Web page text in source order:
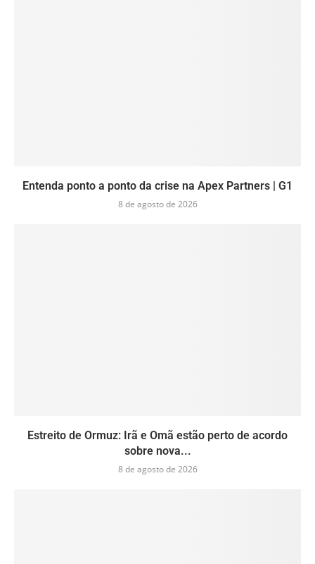
Entenda ponto a ponto da crise na Apex Partners | G1
8 de agosto de 2026
Estreito de Ormuz: Irã e Omã estão perto de acordo
sobre nova...
8 de agosto de 2026